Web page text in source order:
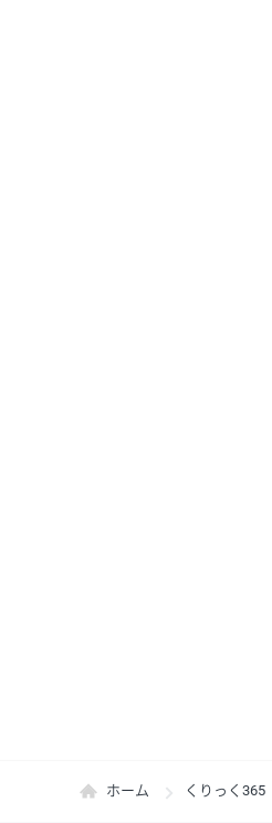
ホーム くりっく365